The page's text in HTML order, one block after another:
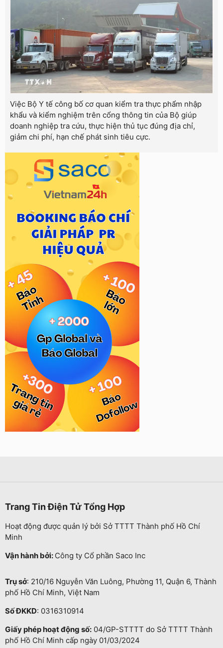
Việc Bộ Y tế công bố cơ quan kiểm tra thực phẩm nhập
khẩu và kiểm nghiệm trên cổng thông tin của Bộ giúp
doanh nghiệp tra cứu, thực hiện thủ tục đúng địa chỉ,
giảm chi phí, hạn chế phát sinh tiêu cực.
Trang Tin Điện Tử Tổng Hợp
Hoạt động được quản lý bởi Sở TTTT Thành phố Hồ Chí
Minh
Vận hành bởi: Công ty Cổ phần Saco Inc
Trụ sở: 210/16 Nguyễn Văn Luông, Phường 11, Quận 6, Thành
phố Hồ Chí Minh, Việt Nam
Số ĐKKD: 0316310914
Giấy phép hoạt động số: 04/GP-STTTT do Sở TTTT Thành
phố Hồ Chí Minh cấp ngày 01/03/2024